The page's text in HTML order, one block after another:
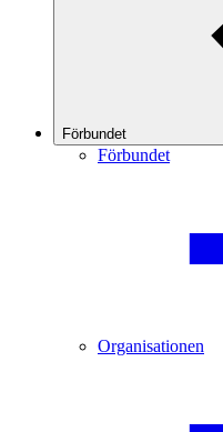
Förbundet
Förbundet
Organisationen